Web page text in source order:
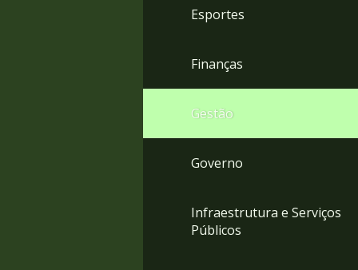
Esportes
Finanças
Gestão
Governo
Infraestrutura e Serviços
Públicos